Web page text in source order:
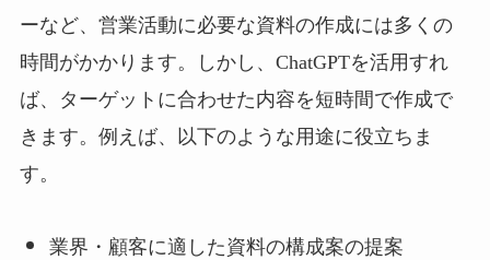
ーなど、営業活動に必要な資料の作成には多くの
時間がかかります。しかし、ChatGPTを活用すれ
ば、ターゲットに合わせた内容を短時間で作成で
きます。例えば、以下のような用途に役立ちま
す。
業界・顧客に適した資料の構成案の提案